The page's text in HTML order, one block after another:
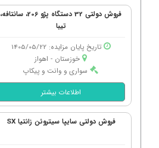
فروش دولتی 32 دستگاه پژو 206، سانتافه،
تیبا
تاریخ پایان مزایده: 1405/05/22
خوزستان - اهواز
سواری و وانت و پیکاپ
اطلاعات بیشتر
فروش دولتی سایپا سیتروئن زانتیا SX